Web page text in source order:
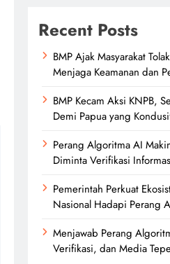
Recent Posts
BMP Ajak Masyarakat
Menjaga Keamanan dan
BMP Kecam Aksi KNPB,
Demi Papua yang
Perang Algoritma AI
Diminta Verifikasi
Pemerintah Perkuat
Nasional Hadapi Perang
Menjawab Perang
Verifikasi, dan Media